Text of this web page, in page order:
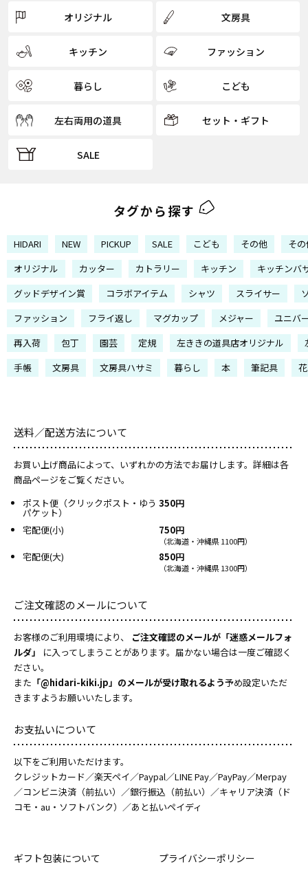
オリジナル 文房具
キッチン ファッション
暮らし こども
左右両用の道具 セット・ギフト
SALE
タグから探す
HIDARI NEW PICKUP SALE こども その他
そ
オリジナル
カッター カトラリー キッチン
キッチンバ
グッドデザイン賞
コラボアイテム シャツ スライサー
ファッション
フライ返し マグカップ メジャー
ユニバ
再入荷
包丁 園芸 定規 左ききの道具店オリジナル
手帳
文房具 文房具ハサミ 暮らし 本 筆記具
送料／配送方法について
お買い上げ商品によって、いずれかの方法でお届けします。詳細は各
商品ページをご覧ください。
ポスト便（クリックポスト・ゆう
パケット）
350円
宅配便(小) 750円
（北海道・沖縄県 1100円）
宅配便(大) 850円
（北海道・沖縄県 1300円）
ご注文確認のメールについて
お客様のご利用環境により、
ご注文確認のメールが「迷惑メールフォ
ルダ」
に入ってしまうことがあります。届かない場合は一度ご確認く
ださい。
また 「@hidari-kiki.jp」のメールが受け取れるよう予め設定いただ
きますようお願いいたします。
お支払いについて
以下をご利用いただけます。
クレジットカード／楽天ペイ／Paypal／LINE Pay／PayPay／Merpay
／コンビニ決済（前払い）／銀行振込（前払い）／キャリア決済（ド
コモ・au・ソフトバンク）／あと払いペイディ
ギフト包装について プライバシーポリシー